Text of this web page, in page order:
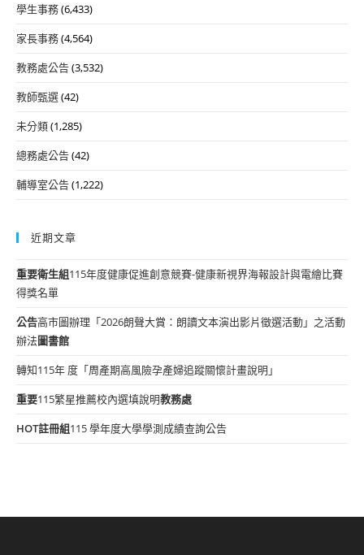
學生事務(6,433)
家長事務(4,564)
教務處公告(3,532)
教師甄選(42)
未分類(1,285)
總務處公告(42)
輔導室公告(1,222)
近期文章
重要衛生組115年度健康促進創意競賽-健康新視界海報設計與電繪比賽
得獎名單
公告高市圖辦理「2026朗聲大賞：朗讀文本演出影片徵選活動」之活動
辦法圖書館
轉知115年 度「周產期高風險孕產婦追蹤關懷計畫說明」
重要115繁星推薦校內選填說明教務處
HOT註冊組115 學年度大學學測成績查詢公告